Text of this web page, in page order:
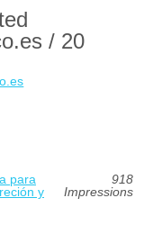
/ 20
para
y
918
Impressions